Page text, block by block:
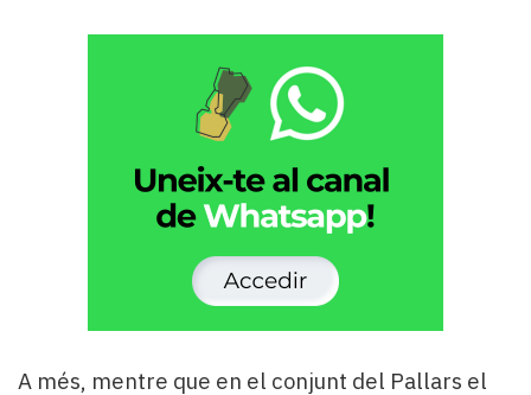
A més, mentre que en el conjunt del Pallars el